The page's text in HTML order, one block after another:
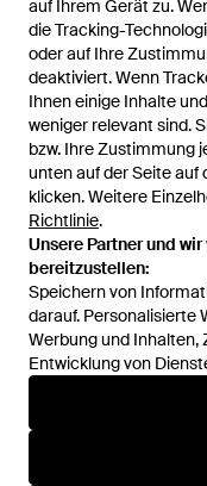
auf Ihrem Gerät zu.
die Tracking-
oder auf Ihre
deaktiviert. Wenn
Ihnen einige Inhalte
weniger relevant sind.
bzw. Ihre Zustimmung
unten auf der Seite auf
klicken. Weitere
Richtlinie.
Unsere Partner und
bereitzustellen:
Speichern von
darauf. Personalisierte
Werbung und Inhalten,
Entwicklung von
Zuvor verkauft bei:
Hilfe und